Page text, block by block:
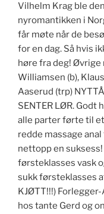
Vilhelm Krag ble
nyromantikken i
får møte når de
for en dag. Så hvis
høre fra deg! Øvrige
Williamsen (b),
Aaserud (trp)
SENTER LØR. Godt
alle parter førte til
redde massage
nettopp en
førsteklasses vask
sukk førsteklasses
KJØTT!!!)
hos tante Gerd og